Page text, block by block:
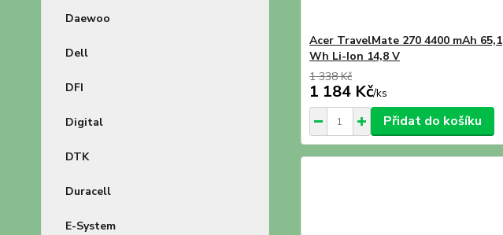
Daewoo
Dell
DFI
Digital
DTK
Duracell
E-System
Acer TravelMate 270 4400 mAh 65,1
Wh Li-Ion 14,8 V
1 338 Kč
1 184 Kč/ks
Přidat do košíku